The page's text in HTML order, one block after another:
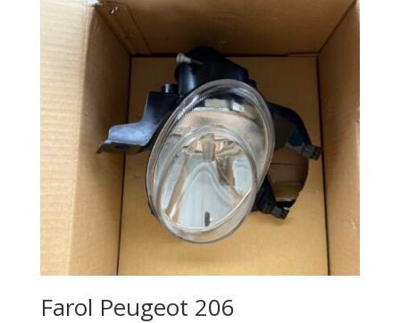
Farol Peugeot 206